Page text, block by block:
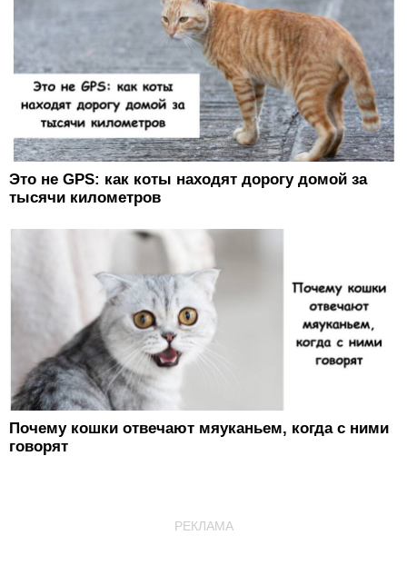
Это не GPS: как коты находят дорогу домой за
тысячи километров
Почему кошки отвечают мяуканьем, когда с ними
говорят
РЕКЛАМА